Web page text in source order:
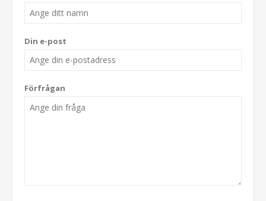
Din e-post
Förfrågan